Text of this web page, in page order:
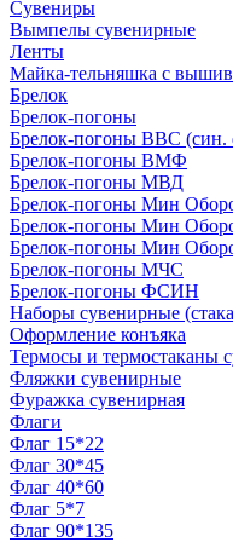
Сувениры
Вымпелы сувенирные
Ленты
Майка-тельняшка с
Брелок
Брелок-погоны
Брелок-погоны ВВС (син.
Брелок-погоны ВМФ
Брелок-погоны МВД
Брелок-погоны Мин
Брелок-погоны Мин
Брелок-погоны Мин
Брелок-погоны МЧС
Брелок-погоны ФСИН
Наборы сувенирные
Оформление конъяка
Термосы и термостаканы
Фляжки сувенирные
Фуражка сувенирная
Флаги
Флаг 15*22
Флаг 30*45
Флаг 40*60
Флаг 5*7
Флаг 90*135